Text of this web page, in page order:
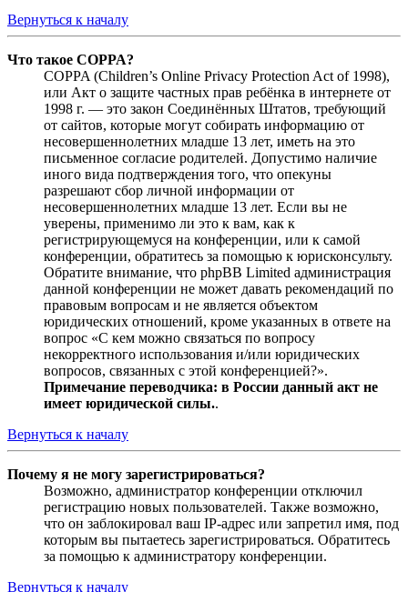
Вернуться к началу
Что такое COPPA?
COPPA (Children’s Online Privacy Protection Act of 1998),
или Акт о защите частных прав ребёнка в интернете от
1998 г. — это закон Соединённых Штатов, требующий
от сайтов, которые могут собирать информацию от
несовершеннолетних младше 13 лет, иметь на это
письменное согласие родителей. Допустимо наличие
иного вида подтверждения того, что опекуны
разрешают сбор личной информации от
несовершеннолетних младше 13 лет. Если вы не
уверены, применимо ли это к вам, как к
регистрирующемуся на конференции, или к самой
конференции, обратитесь за помощью к юрисконсульту.
Обратите внимание, что phpBB Limited администрация
данной конференции не может давать рекомендаций по
правовым вопросам и не является объектом
юридических отношений, кроме указанных в ответе на
вопрос «С кем можно связаться по вопросу
некорректного использования и/или юридических
вопросов, связанных с этой конференцией?».
Примечание переводчика: в России данный акт не
имеет юридической силы..
Вернуться к началу
Почему я не могу зарегистрироваться?
Возможно, администратор конференции отключил
регистрацию новых пользователей. Также возможно,
что он заблокировал ваш IP-адрес или запретил имя, под
которым вы пытаетесь зарегистрироваться. Обратитесь
за помощью к администратору конференции.
Вернуться к началу